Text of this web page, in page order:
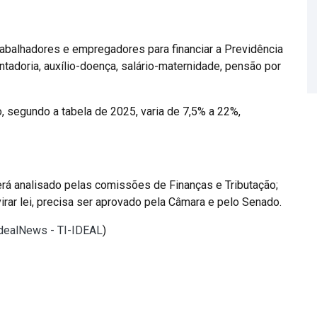
e empregadores para financiar a Previdência
auxílio-doença, salário-maternidade, pensão por
a tabela de 2025, varia de 7,5% a 22%,
analisado pelas comissões de Finanças e Tributação;
lei, precisa ser aprovado pela Câmara e pelo Senado.
- TI-IDEAL)